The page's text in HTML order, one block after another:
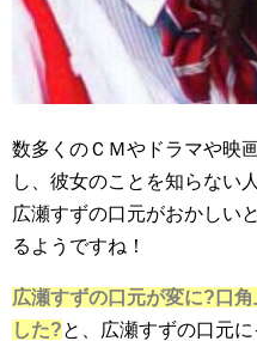
数多くのＣＭやドラマや映
し、彼女のことを知らない
広瀬すずの口元がおかしい
るようですね！
広瀬すずの口元が変に?口
した?と、広瀬すずの口元